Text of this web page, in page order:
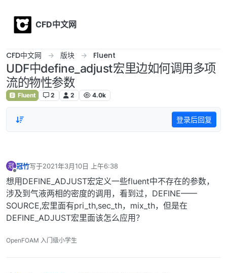
CFD中文网
CFD中文网 版块 Fluent
UDF中define_adjust宏里边如何调用多项
流的物性参数
Fluent 2 2 4.0k
登录后回复
冠 冠竹写于2021年3月10日 上午6:38
最后由 编辑
想用DEFINE_ADJUST宏定义一些fluent中不存在的参数，
涉及到气液两相的密度的调用，看到过，DEFINE——
SOURCE,宏里面有pri_th,sec_th，mix_th，但是在
DEFINE_ADJUST宏里面该怎么应用？
OpenFOAM 入门级小学生